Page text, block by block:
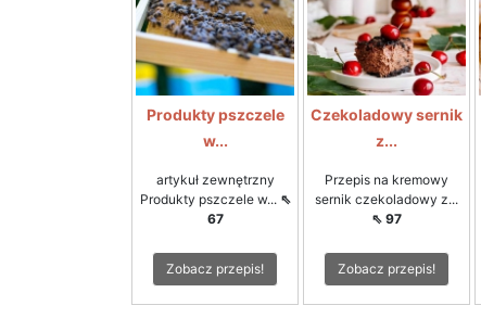
Produkty pszczele
w...
artykuł zewnętrzny
Produkty pszczele w... ⇖
67
Zobacz przepis!
Czekoladowy sernik
z...
Przepis na kremowy
sernik czekoladowy z...
⇖ 97
Zobacz przepis!